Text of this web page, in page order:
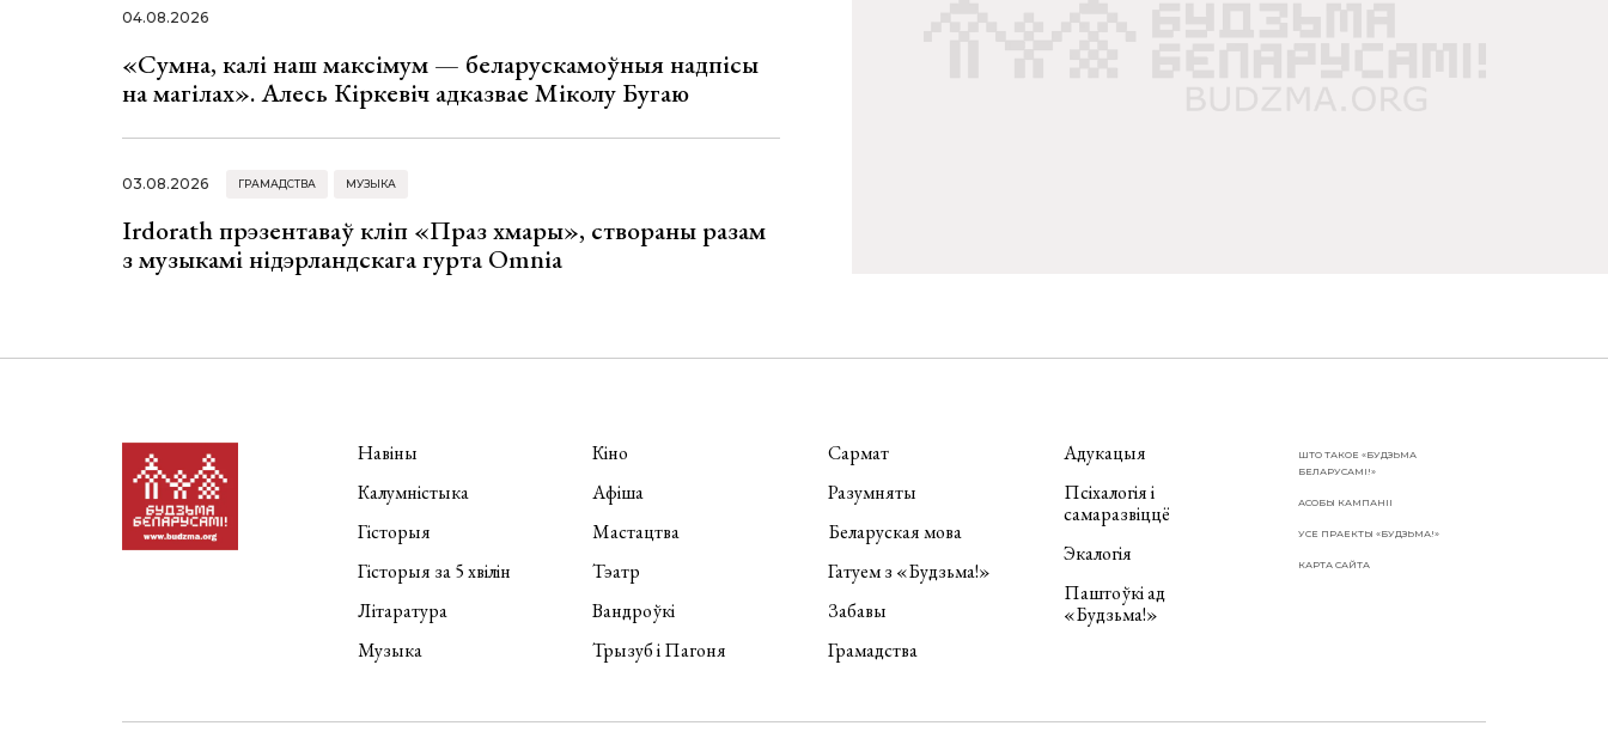
04.08.2026
«Сумна, калі наш максімум — беларускамоўныя надпісы
на магілах». Алесь Кіркевіч адказвае Міколу Бугаю
03.08.2026 ГРАМАДСТВА МУЗЫКА
Irdorath прэзентаваў кліп «Праз хмары», створаны разам
з музыкамі нідэрландскага гурта Omnia
Навіны
Калумністыка
Гісторыя
Гісторыя за 5 хвілін
Літаратура
Музыка
Кіно
Афіша
Мастацтва
Тэатр
Вандроўкі
Трызуб і Пагоня
Сармат
Разумняты
Беларуская мова
Гатуем з «Будзьма!»
Забавы
Грамадства
Адукацыя
Псіхалогія і
самаразвіццё
Экалогія
Паштоўкі ад
«Будзьма!»
ШТО ТАКОЕ «БУДЗЬМА
БЕЛАРУСАМІ!»
АСОБЫ КАМПАНІІ
УСЕ ПРАЕКТЫ «БУДЗЬМА!»
КАРТА САЙТА